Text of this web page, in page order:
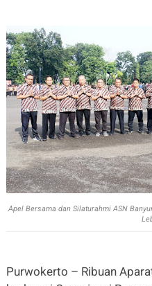
Apel Bersama dan Silaturahmi ASN
Purwokerto – Ribuan